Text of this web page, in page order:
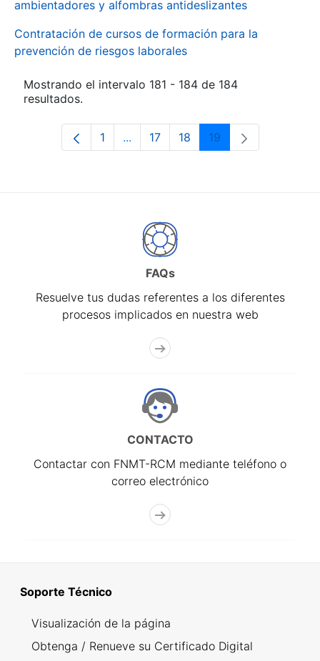
ambientadores y alfombras antideslizantes
Contratación de cursos de formación para la
prevención de riesgos laborales
Mostrando el intervalo 181 - 184 de 184
resultados.
Página
1 ...Páginas intermedias Use TAB para
Página
17 Página
18 Página
19
FAQs
Resuelve tus dudas referentes a los diferentes
procesos implicados en nuestra web
CONTACTO
Contactar con FNMT-RCM mediante teléfono o
correo electrónico
Soporte Técnico
Visualización de la página
Obtenga / Renueve su Certificado Digital